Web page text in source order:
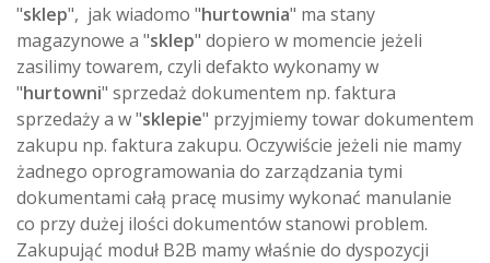
"sklep", jak wiadomo "hurtownia" ma stany
magazynowe a "sklep" dopiero w momencie jeżeli
zasilimy towarem, czyli defakto wykonamy w
"hurtowni" sprzedaż dokumentem np. faktura
sprzedaży a w "sklepie" przyjmiemy towar dokumentem
zakupu np. faktura zakupu. Oczywiście jeżeli nie mamy
żadnego oprogramowania do zarządzania tymi
dokumentami całą pracę musimy wykonać manulanie
co przy dużej ilości dokumentów stanowi problem.
Zakupująć moduł B2B mamy właśnie do dyspozycji